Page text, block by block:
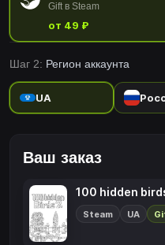
Gift в Steam
от 49 ₽
Шаг 2: Регион аккаунта
UA
Ваш заказ
100 hidden
Steam UA